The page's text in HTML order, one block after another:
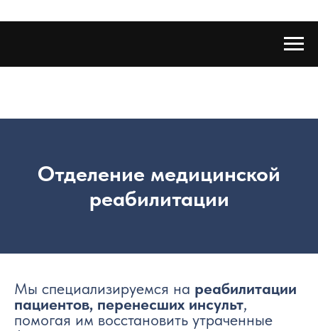
Отделение медицинской
реабилитации
Мы специализируемся на реабилитации
пациентов, перенесших инсульт,
помогая им восстановить утраченные